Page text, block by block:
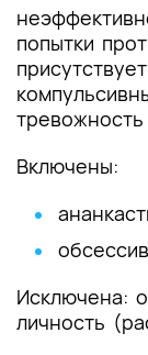
попытки
Включены:
Исключена:
личность